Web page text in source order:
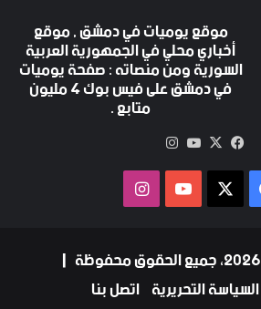
موقع يوميات في دمشق , موقع
أخباري محلي في الجمهورية العربية
السورية ومن منصاته : صفحة يوميات
في دمشق على فيس بوك 4 مليون متابع .
فيسبوك
‫X
‫YouTube
فيسبوك ‫YouTubeانستقرام
السياسة التحريرية اتصل بنا